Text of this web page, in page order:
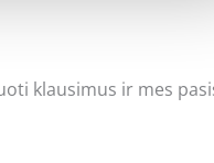
klausimus ir mes